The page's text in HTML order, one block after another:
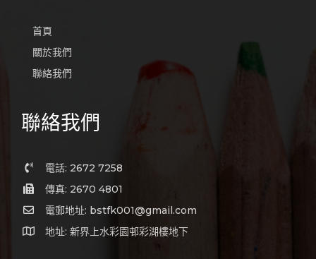
首頁
關於我們
聯絡我們
聯絡我們
電話: 2672 7258
傳真: 2670 4801
電郵地址: bstfk001@gmail.com
地址: 新界上水彩園邨彩湖樓地下